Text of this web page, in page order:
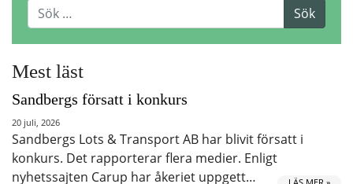
Mest läst
Sandbergs försatt i konkurs
20 juli, 2026
Sandbergs Lots & Transport AB har blivit försatt i
konkurs. Det rapporterar flera medier. Enligt
nyhetssajten Carup har åkeriet uppgett…